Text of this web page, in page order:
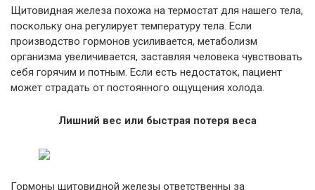
Щитовидная железа похожа на термостат для нашего тела,
поскольку она регулирует температуру тела. Если
производство гормонов усиливается, метаболизм
организма увеличивается, заставляя человека чувствовать
себя горячим и потным. Если есть недостаток, пациент
может страдать от постоянного ощущения холода.
Лишний вес или быстрая потеря веса
Гормоны щитовидной железы ответственны за